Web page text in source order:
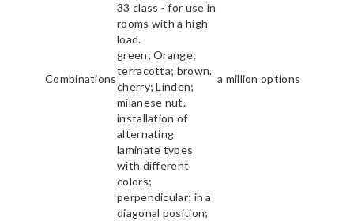
33 class - for use in
rooms with a high
load.
Combinations
green; Orange;
terracotta; brown.
cherry; Linden;
milanese nut.
a million options
installation of
alternating
laminate types
with different
colors;
perpendicular; in a
diagonal position;